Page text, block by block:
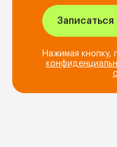
Нажимая кнопку,